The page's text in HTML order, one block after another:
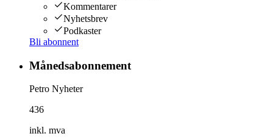
Kommentarer
Nyhetsbrev
Podkaster
Bli abonnent
Månedsabonnement
Petro Nyheter
436
inkl. mva